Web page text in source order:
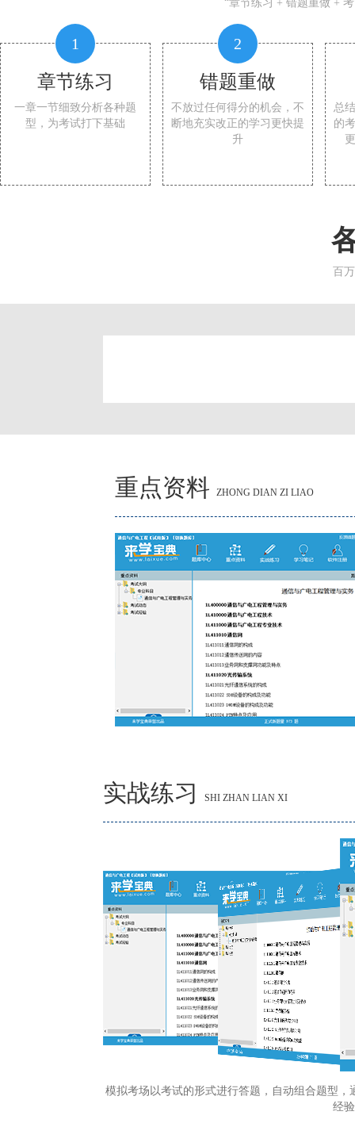
“章节练习 + 错题重做 +
1
章节练习
一章一节细致分析各种题
型，为考试打下基础
2
错题重做
不放过任何得分的机会，不
断地充实改正的学习更快提
升
总
的
百
重点资料 ZHONG DIAN ZI LIAO
实战练习 SHI ZHAN LIAN XI
模拟考场以考试的形式进行答题，自动组合题型
经